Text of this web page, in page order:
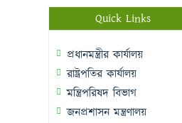
Quick Links
প্রধানমন্ত্রীর কার্যালয়
রাষ্ট্রপতির কার্যালয়
মন্ত্রিপরিষদ বিভাগ
জনপ্রশাসন মন্ত্রণালয়